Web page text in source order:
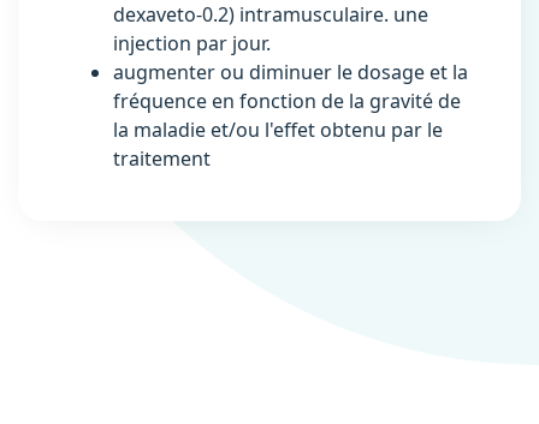
dexaveto-0.2) intramusculaire. une
injection par jour.
augmenter ou diminuer le dosage et la
fréquence en fonction de la gravité de
la maladie et/ou l'effet obtenu par le
traitement